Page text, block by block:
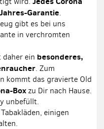
Garantie.
gibt es bei uns
in verchromten
daher ein besonderes,
. Zum
kommt das gravierte Old
Boxzu Dir nach Hause.
unbefüllt.
einigen